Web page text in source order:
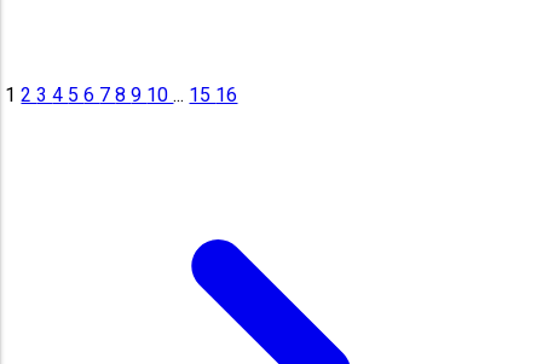
1 234 56 789 10... 15 16